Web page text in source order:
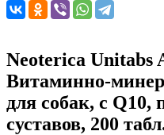
Neoterica Unitabs
Витаминно-
для собак, c Q10,
суставов, 200